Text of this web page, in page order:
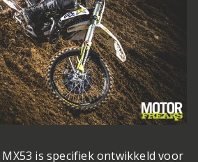
MX53 is specifiek ontwikkeld voor